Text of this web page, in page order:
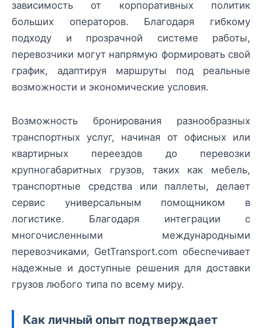
зависимость от корпоративных политик
больших операторов. Благодаря гибкому
подходу и прозрачной системе работы,
перевозчики могут напрямую формировать свой
график, адаптируя маршруты под реальные
возможности и экономические условия.
Возможность бронирования разнообразных
транспортных услуг, начиная от офисных или
квартирных переездов до перевозки
крупногабаритных грузов, таких как мебель,
транспортные средства или паллеты, делает
сервис универсальным помощником в
логистике. Благодаря интеграции с
многочисленными международными
перевозчиками, GetTransport.com обеспечивает
надежные и доступные решения для доставки
грузов любого типа по всему миру.
Как личный опыт подтверждает